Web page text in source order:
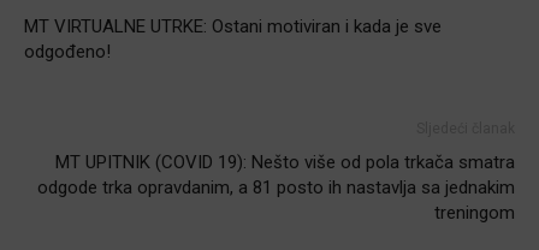
MT VIRTUALNE UTRKE: Ostani motiviran i kada je sve
odgođeno!
MT UPITNIK (COVID 19): Nešto više od pola trkača smatra
odgode trka opravdanim, a 81 posto ih nastavlja sa jednakim
treningom